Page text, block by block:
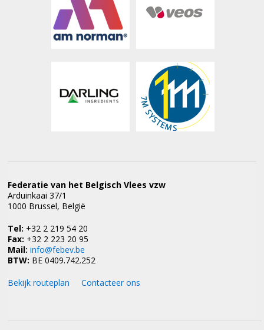
Federatie van het Belgisch Vlees vzw
Arduinkaai 37/1
1000 Brussel, België
Tel: +32 2 219 54 20
Fax: +32 2 223 20 95
Mail: info@febev.be
BTW: BE 0409.742.252
Bekijk routeplan
Contacteer ons